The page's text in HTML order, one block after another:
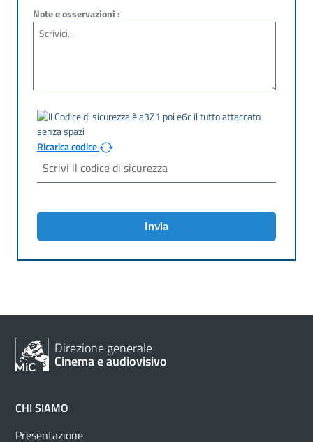
Note e osservazioni :
Ricarica codice
Invia
Direzione generale
Cinema e audiovisivo
CHI SIAMO
Presentazione